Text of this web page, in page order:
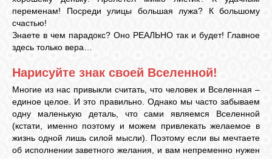
переменам! Посреди улицы большая лужа? К большому
счастью!
Знаете в чем парадокс? Оно РЕАЛЬНО так и будет! Главное
здесь только вера…
Нарисуйте знак своей Вселенной!
Многие из нас привыкли считать, что человек и Вселенная –
единое целое. И это правильно. Однако мы часто забываем
одну маленькую деталь, что сами являемся Вселенной
(кстати, именно поэтому и можем привлекать желаемое в
жизнь одной лишь силой мысли). Поэтому если вы мечтаете
об исполнении заветного желания, и вам непременно нужен